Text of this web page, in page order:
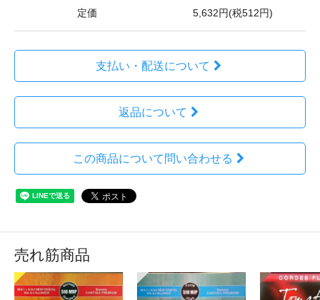
定価 5,632円(税512円)
支払い・配送について
返品について
この商品について問い合わせる
売れ筋商品